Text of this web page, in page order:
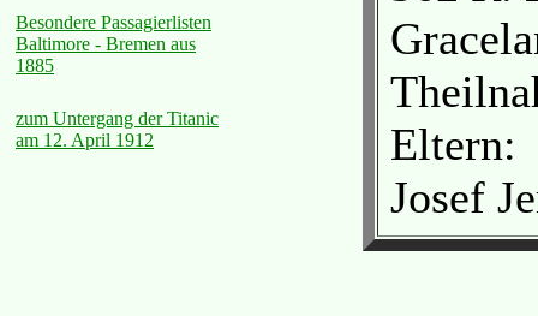
Besondere Passagierlisten
Baltimore - Bremen aus
1885
zum Untergang der Titanic
am 12. April 1912
Eltern:
Josef